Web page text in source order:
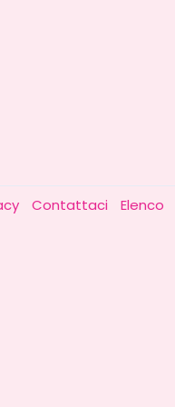
Contattaci Elenco